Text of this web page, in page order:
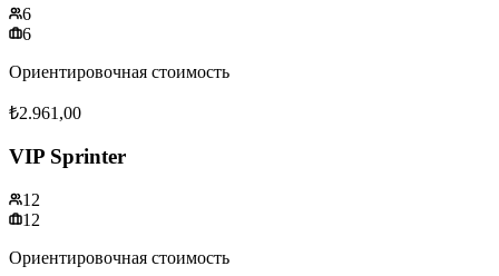
6
6
Ориентировочная стоимость
₺2.961,00
VIP Sprinter
12
12
Ориентировочная стоимость